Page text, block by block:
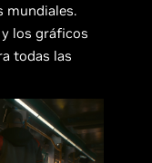
mundiales.
los gráficos
todas las